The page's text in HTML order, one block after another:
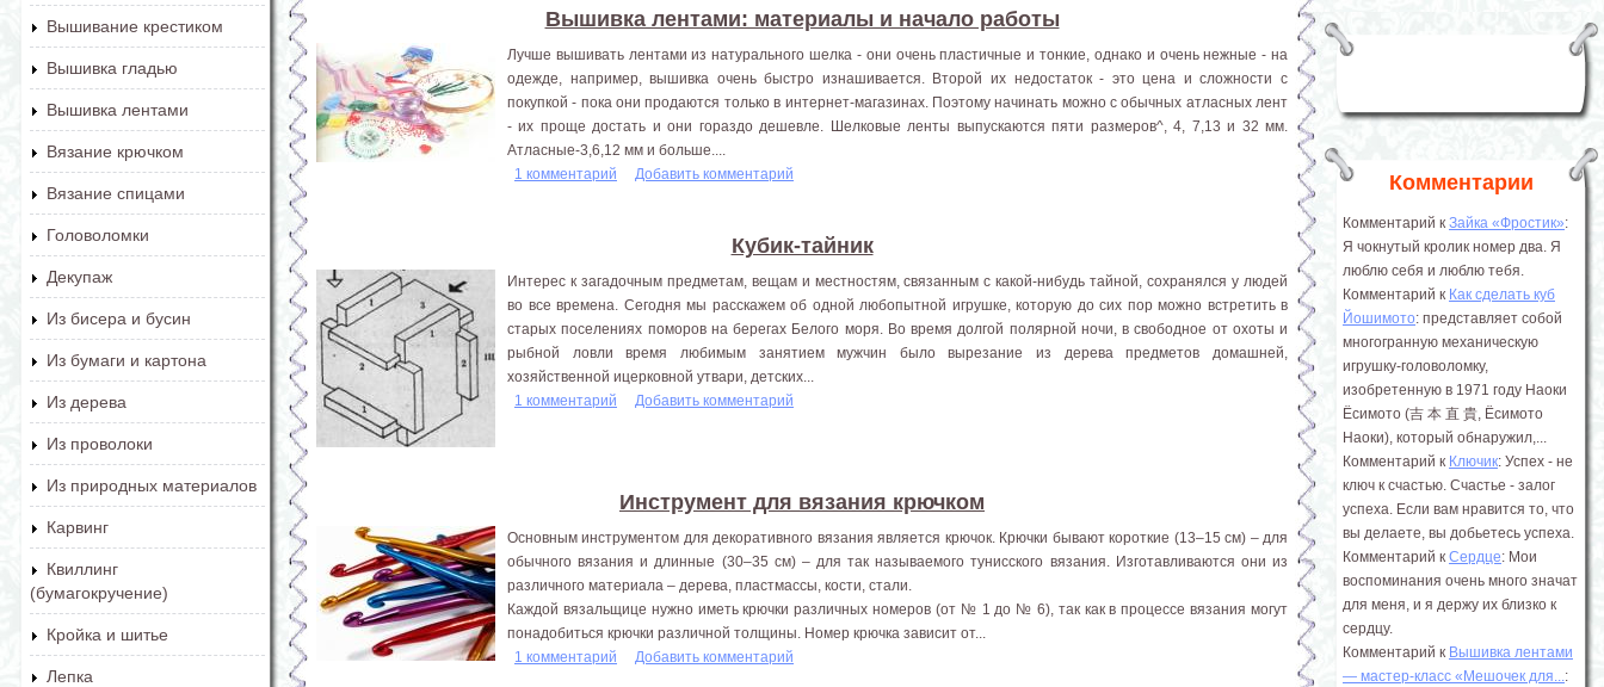
Вышивание крестиком
Вышивка гладью
Вышивка лентами
Вязание крючком
Вязание спицами
Головоломки
Декупаж
Из бисера и бусин
Из бумаги и картона
Из дерева
Из проволоки
Из природных материалов
Карвинг
Квиллинг
(бумагокручение)
Кройка и шитье
Лепка
Вышивка лентами: материалы и начало работы
Лучше вышивать лентами из натурального шелка - они очень пластичные и тонкие, однако и очень нежные - на
одежде, например, вышивка очень быстро изнашивается. Второй их недостаток - это цена и сложности с
покупкой - пока они продаются только в интернет-магазинах. Поэтому начинать можно с обычных атласных лент
- их проще достать и они гораздо дешевле. Шелковые ленты выпускаются пяти размеров^, 4, 7,13 и 32 мм.
Атласные-3,6,12 мм и больше....
1 комментарий
Добавить комментарий
Кубик-тайник
Интерес к загадочным предметам, вещам и местностям, связанным с какой-нибудь тайной, сохранялся у людей
во все времена. Сегодня мы расскажем об одной любопытной игрушке, которую до сих пор можно встретить в
старых поселениях поморов на берегах Белого моря. Во время долгой полярной ночи, в свободное от охоты и
рыбной ловли время любимым занятием мужчин было вырезание из дерева предметов домашней,
хозяйственной ицерковной утвари, детских...
1 комментарий
Добавить комментарий
Инструмент для вязания крючком
Основным инструментом для декоративного вязания является крючок. Крючки бывают короткие (13–15 см) – для
обычного вязания и длинные (30–35 см) – для так называемого тунисского вязания. Изготавливаются они из
различного материала – дерева, пластмассы, кости, стали.
Каждой вязальщице нужно иметь крючки различных номеров (от № 1 до № 6), так как в процессе вязания могут
понадобиться крючки различной толщины. Номер крючка зависит от...
1 комментарий
Добавить комментарий
Комментарии
Комментарий к Зайка «Фростик»:
Я чокнутый кролик номер два. Я
люблю себя и люблю тебя.
Комментарий к Как сделать куб
Йошимото: представляет собой
многогранную механическую
игрушку-головоломку,
изобретенную в 1971 году Наоки
Ёсимото (吉 本 直 貴, Ёсимото
Наоки), который обнаружил,...
Комментарий к Ключик: Успех - не
ключ к счастью. Счастье - залог
успеха. Если вам нравится то, что
вы делаете, вы добьетесь успеха.
Комментарий к Сердце: Мои
воспоминания очень много значат
для меня, и я держу их близко к
сердцу.
Комментарий к Вышивка лентами
― мастер-класс «Мешочек для...: